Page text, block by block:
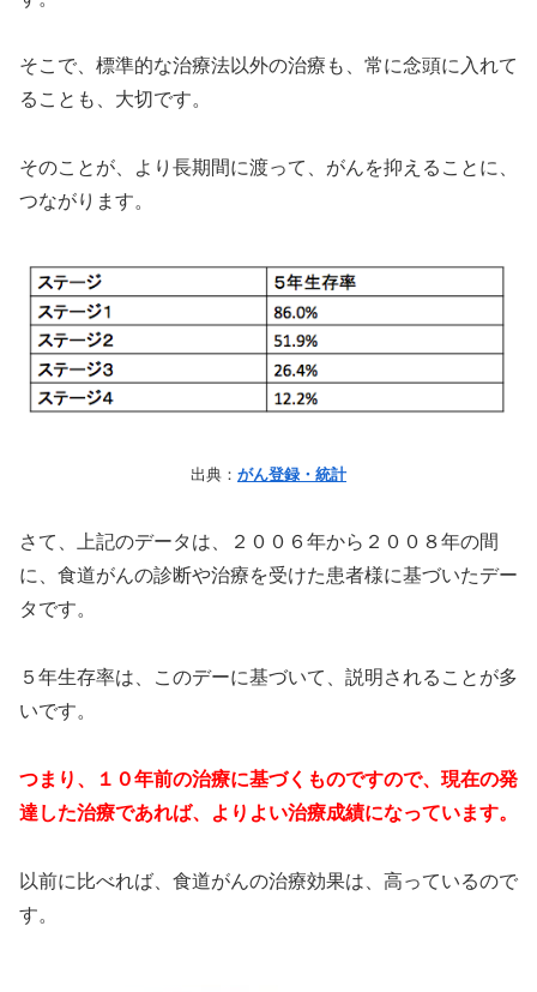
そこで、標準的な治療法以外の治療も、常に念頭に入れて
ることも、大切です。
そのことが、より長期間に渡って、がんを抑えることに、
つながります。
出典： がん登録・統計
さて、上記のデータは、２００６年から２００８年の間
に、食道がんの診断や治療を受けた患者様に基づいたデー
タです。
５年生存率は、このデーに基づいて、説明されることが多
いです。
つまり、１０年前の治療に基づくものですので、現在の発
達した治療であれば、よりよい治療成績になっています。
以前に比べれば、食道がんの治療効果は、高っているので
す。